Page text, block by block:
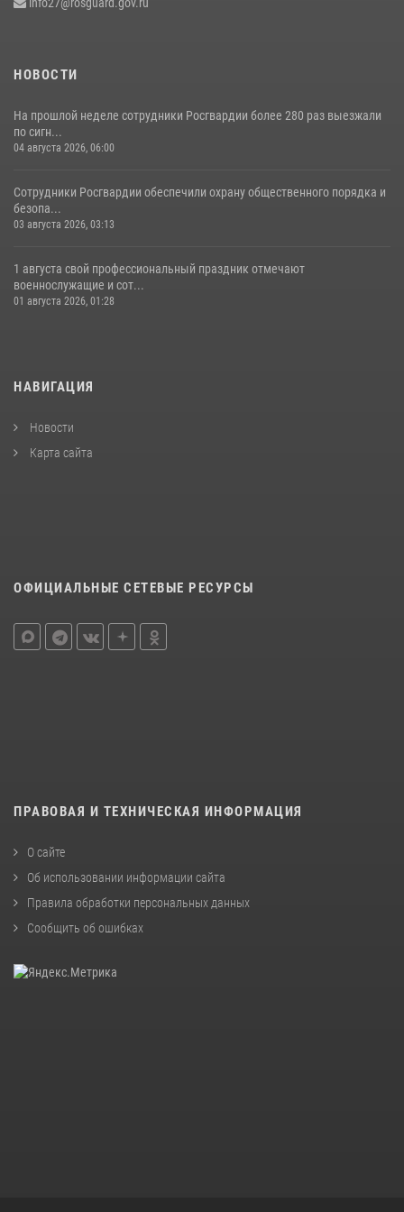
17 июля 2026, 03:45
НОВОСТИ
На прошлой неделе сотрудники Росгвардии более 280 раз выезжали
по сигн...
04 августа 2026, 06:00
Сотрудники Росгвардии обеспечили охрану общественного порядка и
безопа...
03 августа 2026, 03:13
1 августа свой профессиональный праздник отмечают
военнослужащие и сот...
01 августа 2026, 01:28
НАВИГАЦИЯ
Новости
Карта сайта
ОФИЦИАЛЬНЫЕ СЕТЕВЫЕ РЕСУРСЫ
ПРАВОВАЯ И ТЕХНИЧЕСКАЯ ИНФОРМАЦИЯ
О сайте
Об использовании информации сайта
Правила обработки персональных данных
Сообщить об ошибках